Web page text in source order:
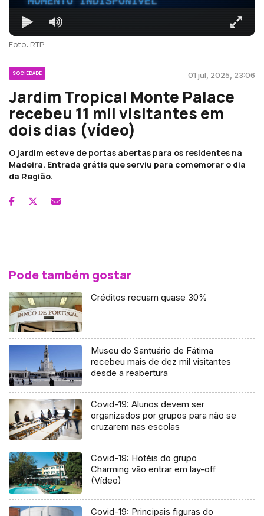
Foto: RTP
SOCIEDADE 01 jul, 2025, 23:06
Jardim Tropical Monte Palace
recebeu 11 mil visitantes em
dois dias (vídeo)
O jardim esteve de portas abertas para os residentes na
Madeira. Entrada grátis que serviu para comemorar o dia
da Região.
Pode também gostar
Créditos recuam quase 30%
Museu do Santuário de Fátima
recebeu mais de dez mil visitantes
desde a reabertura
Covid-19: Alunos devem ser
organizados por grupos para não se
cruzarem nas escolas
Covid-19: Hotéis do grupo
Charming vão entrar em lay-off
(Vídeo)
Covid-19: Principais figuras do